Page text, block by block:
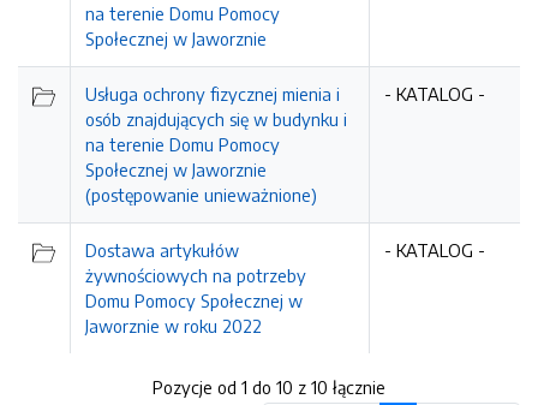
na terenie Domu Pomocy
Społecznej w Jaworznie
Usługa ochrony fizycznej mienia i
osób znajdujących się w budynku i
na terenie Domu Pomocy
Społecznej w Jaworznie
(postępowanie unieważnione)
- KATALOG -
Dostawa artykułów
żywnościowych na potrzeby
Domu Pomocy Społecznej w
Jaworznie w roku 2022
- KATALOG -
Pozycje od 1 do 10 z 10 łącznie